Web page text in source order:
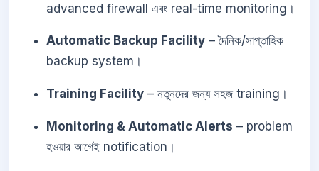
advanced firewall এবং real-time monitoring।
Automatic Backup Facility – দৈনিক/সাপ্তাহিক
backup system।
Training Facility – নতুনদের জন্য সহজ training।
Monitoring & Automatic Alerts – problem
হওয়ার আগেই notification।